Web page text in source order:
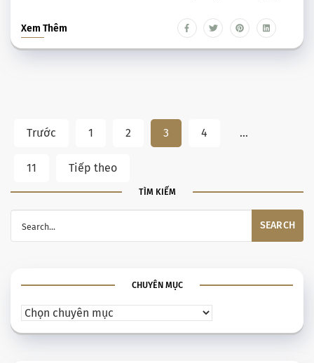
Xem Thêm
Trước 1 2 3 4 …
11 Tiếp theo
TÌM KIẾM
CHUYÊN MỤC